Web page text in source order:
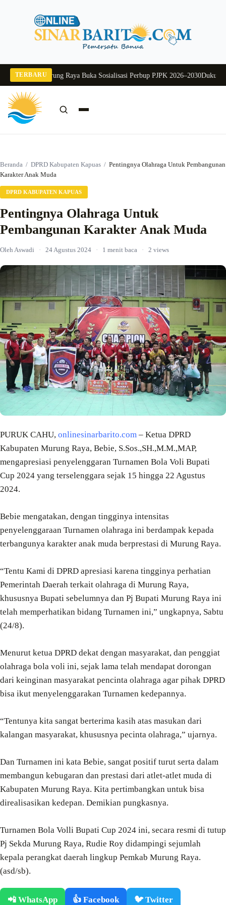
TERBARU
Sekda Murung Raya Buka Sosialisasi Perbup PJPK 2026–2030Dukung
Beranda / DPRD Kabupaten Kapuas / Pentingnya Olahraga Untuk Pembangunan
Karakter Anak Muda
DPRD KABUPATEN KAPUAS
Pentingnya Olahraga Untuk
Pembangunan Karakter Anak Muda
Oleh Aswadi · 24 Agustus 2024 · 1 menit baca · 2 views
PURUK CAHU, onlinesinarbarito.com – Ketua DPRD
Kabupaten Murung Raya, Bebie, S.Sos.,SH.,M.M.,MAP,
mengapresiasi penyelenggaran Turnamen Bola Voli Bupati
Cup 2024 yang terselenggara sejak 15 hingga 22 Agustus
2024.
Bebie mengatakan, dengan tingginya intensitas
penyelenggaraan Turnamen olahraga ini berdampak kepada
terbangunya karakter anak muda berprestasi di Murung Raya.
“Tentu Kami di DPRD apresiasi karena tingginya perhatian
Pemerintah Daerah terkait olahraga di Murung Raya,
khususnya Bupati sebelumnya dan Pj Bupati Murung Raya ini
telah memperhatikan bidang Turnamen ini,” ungkapnya, Sabtu
(24/8).
Menurut ketua DPRD dekat dengan masyarakat, dan penggiat
olahraga bola voli ini, sejak lama telah mendapat dorongan
dari keinginan masyarakat pencinta olahraga agar pihak DPRD
bisa ikut menyelenggarakan Turnamen kedepannya.
“Tentunya kita sangat berterima kasih atas masukan dari
kalangan masyarakat, khususnya pecinta olahraga,” ujarnya.
Dan Turnamen ini kata Bebie, sangat positif turut serta dalam
membangun kebugaran dan prestasi dari atlet-atlet muda di
Kabupaten Murung Raya. Kita pertimbangkan untuk bisa
direalisasikan kedepan. Demikian pungkasnya.
Turnamen Bola Volli Bupati Cup 2024 ini, secara resmi di tutup
Pj Sekda Murung Raya, Rudie Roy didampingi sejumlah
kepala perangkat daerah lingkup Pemkab Murung Raya.
(asd/sb).
📲 WhatsApp 👍 Facebook 🐦 Twitter